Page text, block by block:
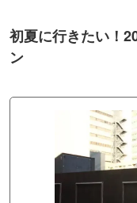
初夏に行きたい！
ン